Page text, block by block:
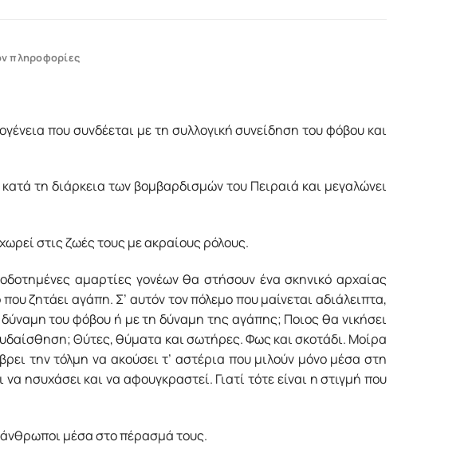
πληροφορίες
που συνδέεται με τη συλλογική συνείδηση του φόβου και
τη διάρκεια των βομβαρδισμών του Πειραιά και μεγαλώνει
στις ζωές τους με ακραίους ρόλους.
αμαρτίες γονέων θα στήσουν ένα σκηνικό αρχαίας
ζητάει αγάπη. Σ’ αυτόν τον πόλεμο που μαίνεται αδιάλειπτα,
του φόβου ή με τη δύναμη της αγάπης; Ποιος θα νικήσει
Θύτες, θύματα και σωτήρες. Φως και σκοτάδι. Μοίρα
την τόλμη να ακούσει τ’ αστέρια που μιλούν μόνο μέσα στη
ησυχάσει και να αφουγκραστεί. Γιατί τότε είναι η στιγμή που
άνθρωποι μέσα στο πέρασμά τους.